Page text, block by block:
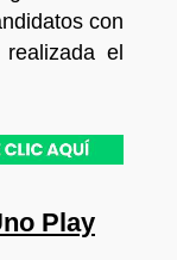
con
el
Play